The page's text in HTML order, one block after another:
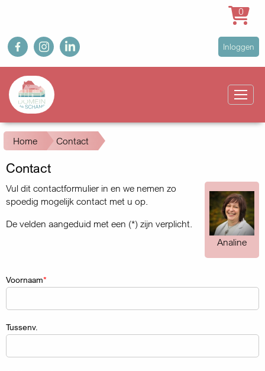
Overslaan
en
naar
inhoud
gaan
fb ig in
User
account
Inloggen
Main
navigation
0
Kruimelpad
Home Contact
Contact
Vul dit contactformulier in en we nemen zo
spoedig mogelijk contact met u op.
De velden aangeduid met een (*) zijn verplicht.
Analine
Naam
Voornaam
Tussenv.